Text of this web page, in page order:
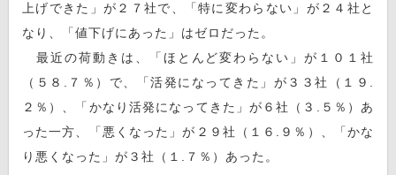
上げできた」が２７社で、「特に変わらない」が２４社と
なり、「値下げにあった」はゼロだった。
最近の荷動きは、「ほとんど変わらない」が１０１社
（５８.７％）で、「活発になってきた」が３３社（１９.
２％）、「かなり活発になってきた」が６社（３.５％）あ
った一方、「悪くなった」が２９社（１６.９％）、「かな
り悪くなった」が３社（１.７％）あった。